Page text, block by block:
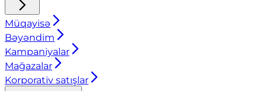
Müqayisə
Bəyəndim
Kampaniyalar
Mağazalar
Korporativ satışlar